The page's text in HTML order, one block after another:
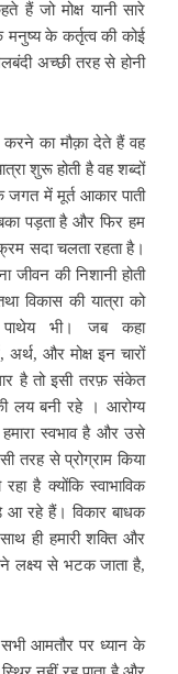
हैं जो मोक्ष यानी सारे
मनुष्य के कर्तृत्व की कोई
अच्छी तरह से होनी
का मौक़ा देते हैं वह
शुरू होती है वह शब्दों
जगत में मूर्त आकार पाती
पड़ता है और फिर हम
सदा चलता रहता है।
जीवन की निशानी होती
विकास की यात्रा को
भी। जब कहा
अर्थ, और मोक्ष इन चारों
है तो इसी तरफ़ संकेत
लय बनी रहे । आरोग्य
हमारा स्वभाव है और उसे
तरह से प्रोग्राम किया
है क्योंकि स्वाभाविक
आ रहे हैं। विकार बाधक
ही हमारी शक्ति और
लक्ष्य से भटक जाता है,
आमतौर पर ध्यान के